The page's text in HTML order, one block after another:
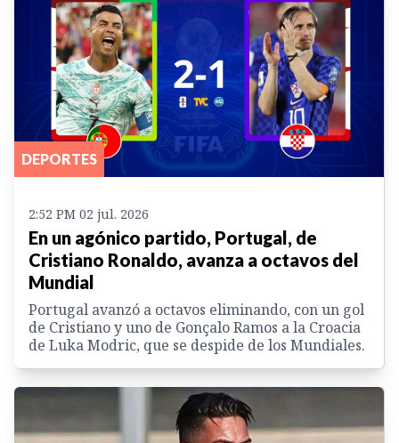
DEPORTES
2:52 PM 02 jul. 2026
En un agónico partido, Portugal, de
Cristiano Ronaldo, avanza a octavos del
Mundial
Portugal avanzó a octavos eliminando, con un gol
de Cristiano y uno de Gonçalo Ramos a la Croacia
de Luka Modric, que se despide de los Mundiales.